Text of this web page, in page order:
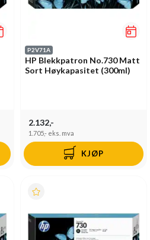
P2V71A
HP Blekkpatron No.730 Matt
Sort Høykapasitet (300ml)
2.132,-
1.705,- eks. mva
KJØP